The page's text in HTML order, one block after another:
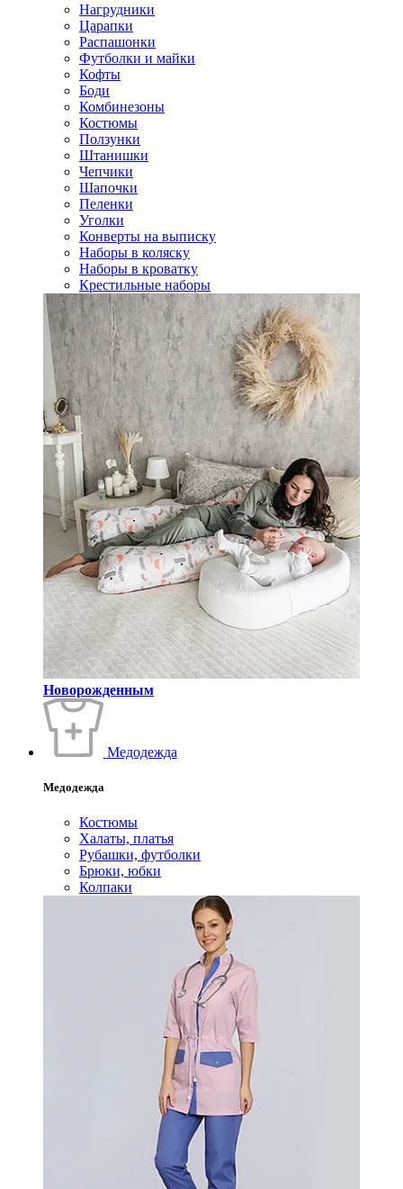
Нагрудники
Царапки
Распашонки
Футболки и майки
Кофты
Боди
Комбинезоны
Костюмы
Ползунки
Штанишки
Чепчики
Шапочки
Пеленки
Уголки
Конверты на выписку
Наборы в коляску
Наборы в кроватку
Крестильные наборы
Новорожденным
Медодежда
Медодежда
Костюмы
Халаты, платья
Рубашки, футболки
Брюки, юбки
Колпаки